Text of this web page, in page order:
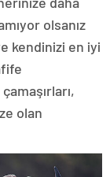
olsanız
kendinizi en iyi
olan